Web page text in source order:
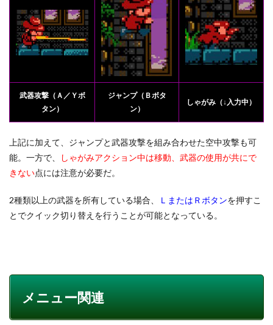
武器攻撃（Ａ／Ｙボ
タン）
ジャンプ（Ｂボタ
ン）
しゃがみ（↓入力中）
上記に加えて、ジャンプと武器攻撃を組み合わせた空中攻撃も可
能。一方で、
しゃがみアクション中は移動、武器の使用が共にで
きない点には注意が必要だ。
2種類以上の武器を所有している場合、 ＬまたはＲボタンを押すこ
とでクイック切り替えを行うことが可能となっている。
メニュー関連